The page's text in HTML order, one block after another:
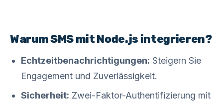
Warum SMS mit Node.js integrieren?
Echtzeitbenachrichtigungen: Steigern Sie
Engagement und Zuverlässigkeit.
Sicherheit: Zwei-Faktor-Authentifizierung mit